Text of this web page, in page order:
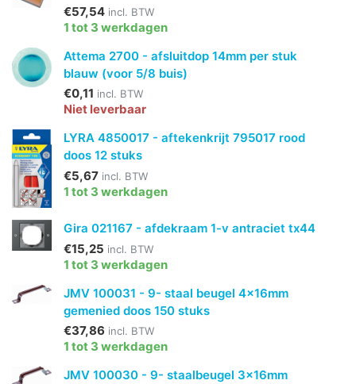
€57,54 incl. BTW
1 tot 3 werkdagen
Attema 2700 - afsluitdop 14mm per stuk
blauw (voor 5/8 buis)
€0,11 incl. BTW
Niet leverbaar
LYRA 4850017 - aftekenkrijt 795017 rood
doos 12 stuks
€5,67 incl. BTW
1 tot 3 werkdagen
Gira 021167 - afdekraam 1-v antraciet tx44
€15,25 incl. BTW
1 tot 3 werkdagen
JMV 100031 - 9- staal beugel 4x16mm
gemenied doos 150 stuks
€37,86 incl. BTW
1 tot 3 werkdagen
JMV 100030 - 9- staalbeugel 3x16mm